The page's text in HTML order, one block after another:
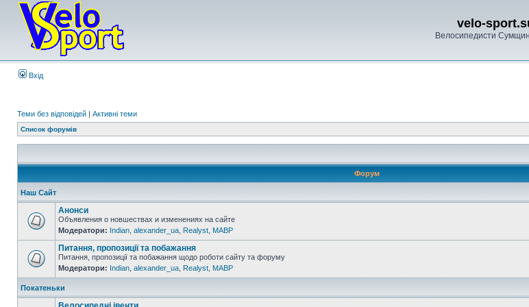
velo-
Велосипедисти
Вхід
Теми без відповідей | Активні теми
Список форумів
Форум
Наш Сайт
Анонси
Объявления о новшествах и изменениях на сайте
Модератори: Indian alexander_ua Realyst MABP
Питання, пропозиції та побажання
Питання, пропозиції та побажання щодо роботи сайту та форуму
Модератори: Indian alexander_ua Realyst MABP
Покатеньки